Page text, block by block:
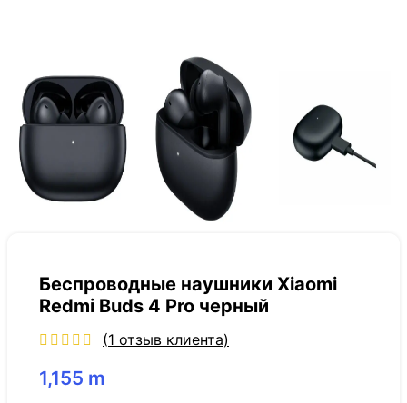
Беспроводные наушники Xiaomi
Redmi Buds 4 Pro черный
(1 отзыв клиента)
1,155 m